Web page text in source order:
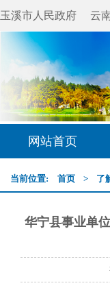
玉溪市人民政府 云
网站首页
当前位置: 首页 > 了
华宁县事业单